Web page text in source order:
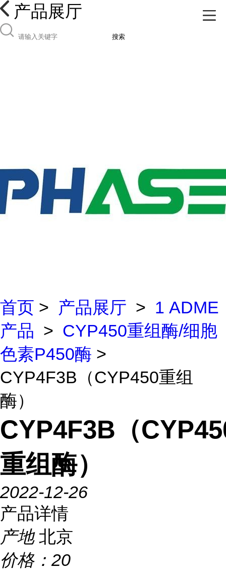
产品展厅
搜索
首页 > 产品展厅 > 1 ADME
产品 > CYP450重组酶/细胞
色素P450酶 >
CYP4F3B（CYP450重组
酶）
CYP4F3B（
重组酶）
2022-12-26
产品详情
产地 北京
价格： 20